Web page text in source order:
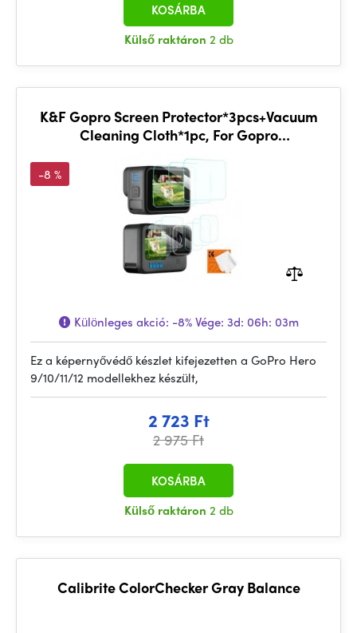
Külső raktáron 2 db
KOSÁRBA
K&F Gopro Screen Protector*3pcs+Vacuum
Cleaning Cloth*1pc, For Gopro
Hero9/10/11/12
-8 %
Különleges akció: -8%Vége: 3d: 06h: 03m
Ez a képernyővédő készlet kifejezetten a GoPro Hero
9/10/11/12 modellekhez készült,
2 723 Ft
2 975 Ft
Külső raktáron 2 db
KOSÁRBA
Calibrite ColorChecker Gray Balance